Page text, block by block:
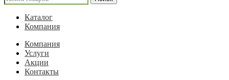
Каталог
Компания
Компания
Услуги
Акции
Контакты